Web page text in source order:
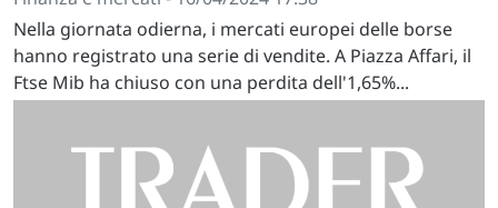
Nella giornata odierna, i mercati europei delle borse
hanno registrato una serie di vendite. A Piazza Affari, il
Ftse Mib ha chiuso con una perdita dell'1,65%...